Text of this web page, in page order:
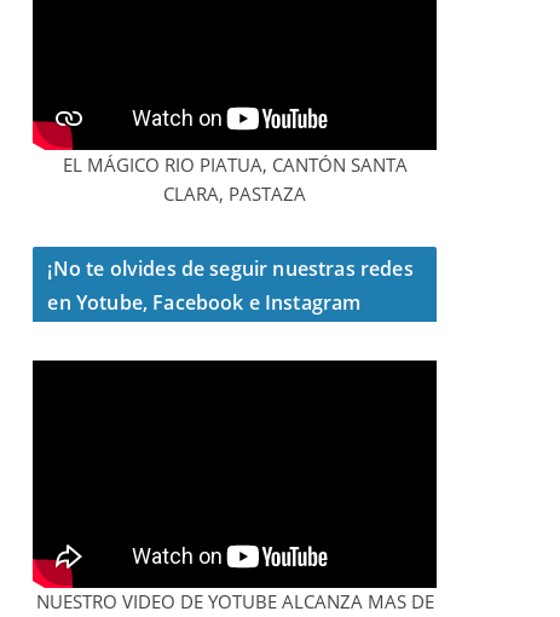
EL MÁGICO RIO PIATUA, CANTÓN SANTA
CLARA, PASTAZA
¡No te olvides de seguir nuestras redes
en Yotube, Facebook e Instagram
NUESTRO VIDEO DE YOTUBE ALCANZA MAS DE